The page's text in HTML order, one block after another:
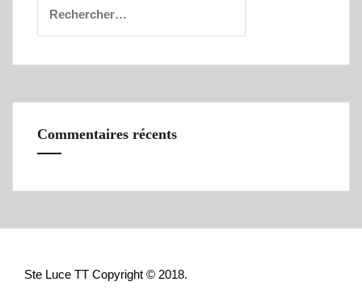
Commentaires récents
Ste Luce TT Copyright © 2018.